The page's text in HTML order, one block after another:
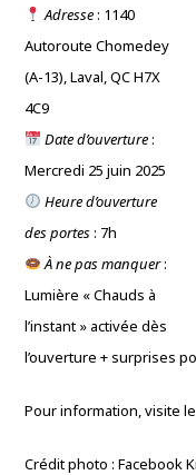
Adresse: 1140
Autoroute Chomedey
(A-13), Laval, QC H7X
4C9
Date d’ouverture:
Mercredi 25 juin 2025
Heure d’ouverture
des portes: 7h
À ne pas manquer:
Lumière « Chauds à
l’instant » activée dès
l’ouverture + surprises
Pour information, visite
Crédit photo : Facebook